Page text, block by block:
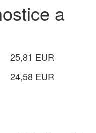
a
25,81 EUR
24,58 EUR